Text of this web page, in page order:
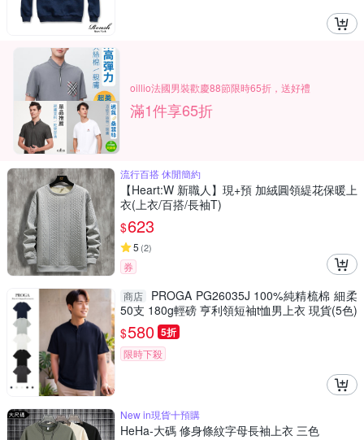
oillio法國男裝歡慶88節限時65折，送好禮
滿1件享65折
流行百搭 休閒簡約
【Heart:W 新職人】現+預 加絨圓領緹花保暖上
衣(上衣/百搭/長袖T)
$623
5 (2)
券
商店
PROGA PG26035J 100%純精梳棉 細柔
50支 180g輕磅 亨利領短袖t恤男上衣 現貨(5色)
親膚低敏 輕盈透氣
$580 5折
限時下殺
New in現貨十預購
HeHa-大碼 修身條紋字母長袖上衣 三色